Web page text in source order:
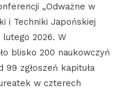
„Odważne w
i Techniki Japońskiej
lutego 2026. W
blisko 200 naukowczyń
99 zgłoszeń kapituła
w czterech